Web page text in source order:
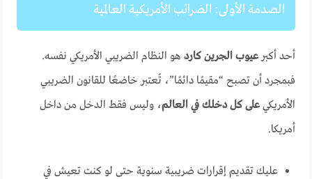
الصدمة الأولى: الضرائب الأمريكية العالمية
أحد أكبرعيوب الجرين كارد هو النظام الضريبي الأمريكي نفسه.
فبمجرد أن تصبح “مقيمًا دائمًا”، تُعتبر خاضعًا للقانون الضريبي
الأمريكيعلى كل دخلك في العالم، وليس فقط الدخل من داخل
أمريكا.
عليك تقديم إقرارات ضريبية سنوية حتى لو كنت تعيش في